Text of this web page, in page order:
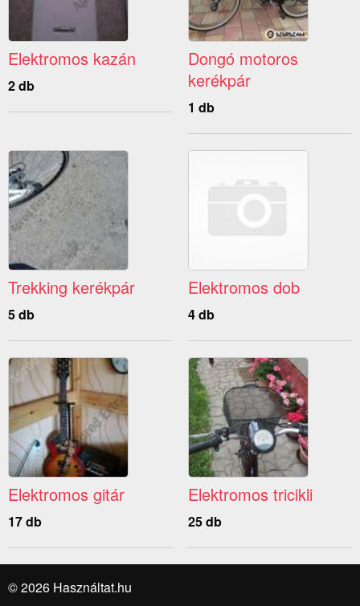
Elektromos kazán
2 db
Dongó motoros
kerékpár
1 db
Trekking kerékpár
5 db
Elektromos dob
4 db
Elektromos gitár
17 db
Elektromos tricikli
25 db
© 2026 Használtat.hu